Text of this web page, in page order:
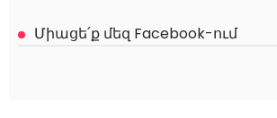
Միացե՛ք մեզ Facebook-ում